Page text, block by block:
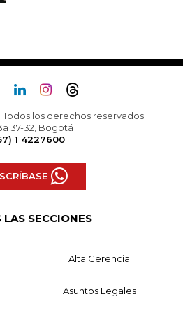
Todos los derechos reservados.
37-32, Bogotá
1 4227600
LAS SECCIONES
Alta Gerencia
Asuntos Legales